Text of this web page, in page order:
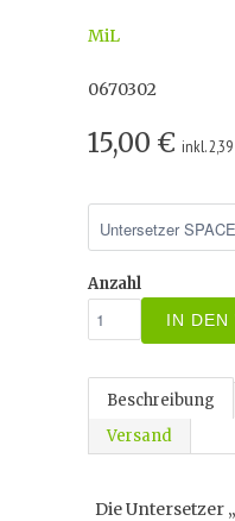
MiL
0670302
15,00 € inkl.
Anzahl
IN DEN
Beschreibung
Versand
Die Untersetzer